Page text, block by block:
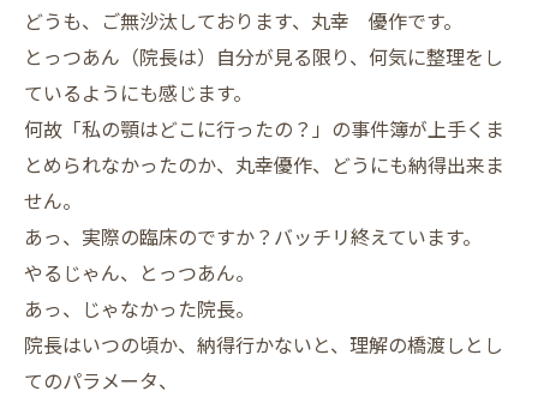
どうも、ご無沙汰しております、丸幸 優作です。
とっつあん（院長は）自分が見る限り、何気に整理をし
ているようにも感じます。
何故「私の顎はどこに行ったの？」の事件簿が上手くま
とめられなかったのか、丸幸優作、どうにも納得出来ま
せん。
あっ、実際の臨床のですか？バッチリ終えています。
やるじゃん、とっつあん。
あっ、じゃなかった院長。
院長はいつの頃か、納得行かないと、理解の橋渡しとし
てのパラメータ、